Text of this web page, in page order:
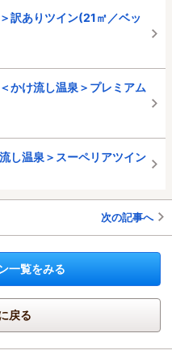
訳ありツイン(21㎡／ベッ
かけ流し温泉＞プレミアム
し温泉＞スーペリアツイン
次の記事へ
一覧をみる
戻る